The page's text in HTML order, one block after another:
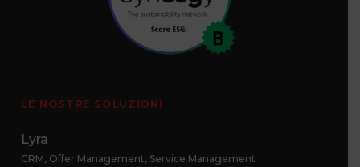
LE NOSTRE SOLUZIONI
Lyra
CRM, Offer Management, Service Management